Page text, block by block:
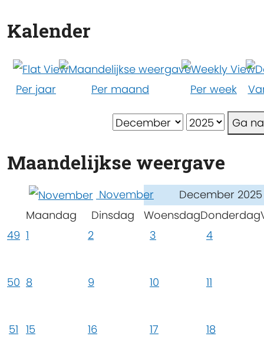
Kalender
Per jaar Per maand Per week
Ga
Maandelijkse weergave
November
December 2025
Maandag
Dinsdag WoensdagDonderdag
49 1 2 3 4
50 8 9 10 11
51 15 16 17 18